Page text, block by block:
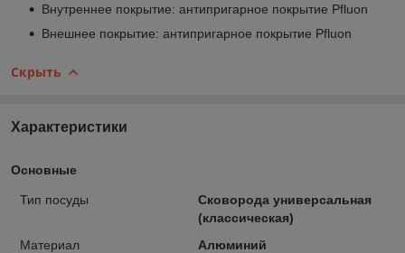
Внутреннее покрытие: антипригарное покрытие Pfluon
Внешнее покрытие: антипригарное покрытие Pfluon
Скрыть
Характеристики
Основные
Тип посуды
Сковорода универсальная
(классическая)
Материал
Алюминий